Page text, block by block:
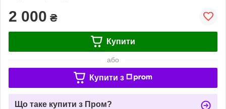
2 000 ₴
Купити
або
Купити з
Що таке купити з Пром?